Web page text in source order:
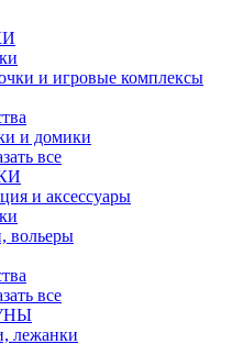
и игровые комплексы
и домики
все
и аксессуары
вольеры
все
лежанки